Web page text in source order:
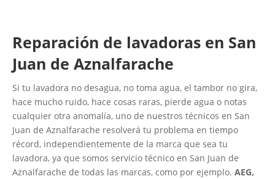
Reparación de lavadoras en San
Juan de Aznalfarache
Si tu lavadora no desagua, no toma agua, el tambor no gira,
hace mucho ruido, hace cosas raras, pierde agua o notas
cualquier otra anomalía, uno de nuestros técnicos en San
Juan de Aznalfarache resolverá tu problema en tiempo
récord, independientemente de la marca que sea tu
lavadora, ya que somos servicio técnico en San Juan de
Aznalfarache de todas las marcas, como por ejemplo. AEG,